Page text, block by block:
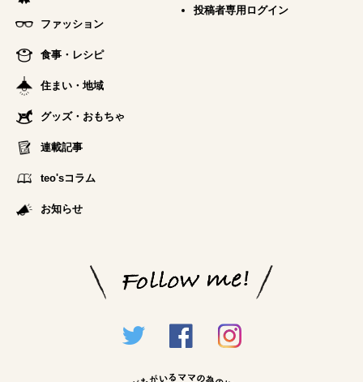
ファッション
食事・レシピ
住まい・地域
グッズ・おもちゃ
連載記事
teo'sコラム
お知らせ
投稿者専用ログイン